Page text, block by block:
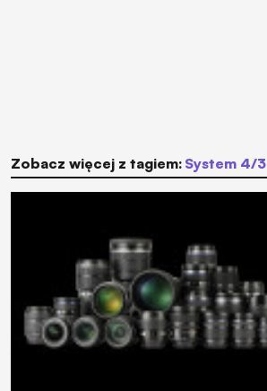
Zobacz więcej z tagiem: system 4/3